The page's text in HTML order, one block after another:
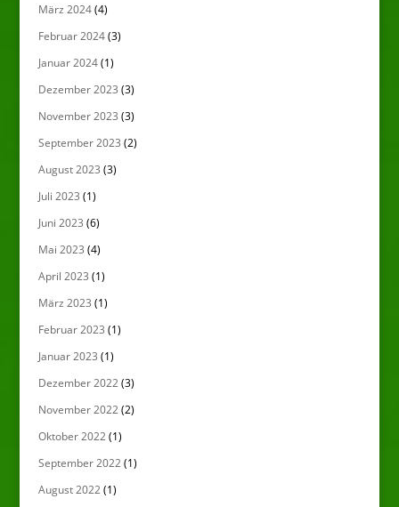
März 2024(4)
Februar 2024(3)
Januar 2024(1)
Dezember 2023 (3)
November 2023 (3)
September 2023 (2)
August 2023 (3)
Juli 2023 (1)
Juni 2023 (6)
Mai 2023 (4)
April 2023 (1)
März 2023 (1)
Februar 2023 (1)
Januar 2023 (1)
Dezember 2022(3)
November 2022(2)
Oktober 2022(1)
September 2022(1)
August 2022(1)